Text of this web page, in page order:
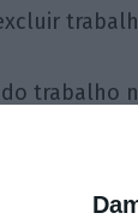
trabalho
as pessoas